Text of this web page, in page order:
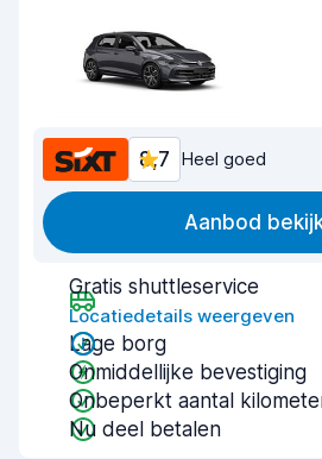
8,7 Heel goed
Aanbod
Gratis shuttleservice
Locatiedetails weergeven
Lage borg
Onmiddellijke bevestiging
Onbeperkt aantal
Nu deel betalen